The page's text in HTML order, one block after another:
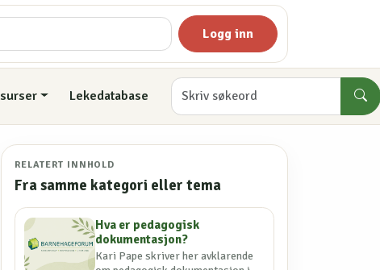
Logg inn
Lekedatabase
RELATERT INNHOLD
Fra samme kategori eller tema
Hva er pedagogisk
dokumentasjon?
Kari Pape skriver her avklarende